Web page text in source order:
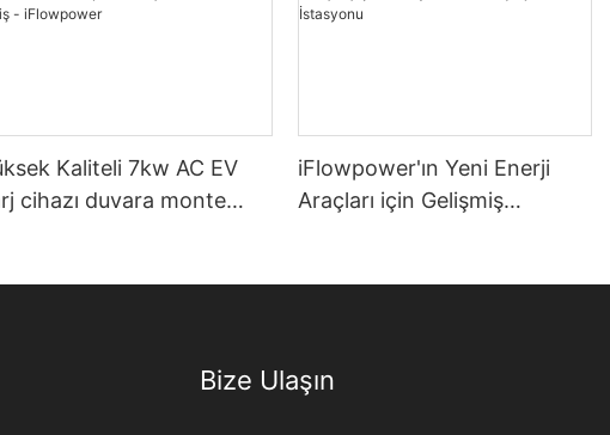
Kaliteli 7kw AC EV
cihazı duvara monte
iFlowpower'ın Yeni Enerji
Araçları için Gelişmiş
Bize Ulaşın